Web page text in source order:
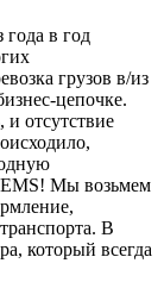
года в год
грузов в/из
цепочке.
и отсутствие
Мы возьмем
В
который всегда